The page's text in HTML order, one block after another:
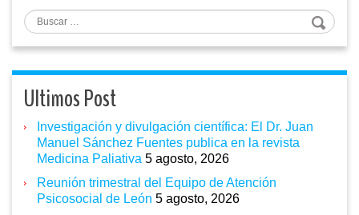
Buscar
Ultimos Post
Investigación y divulgación científica: El Dr. Juan
Manuel Sánchez Fuentes publica en la revista
Medicina Paliativa 5 agosto, 2026
Reunión trimestral del Equipo de Atención
Psicosocial de León 5 agosto, 2026